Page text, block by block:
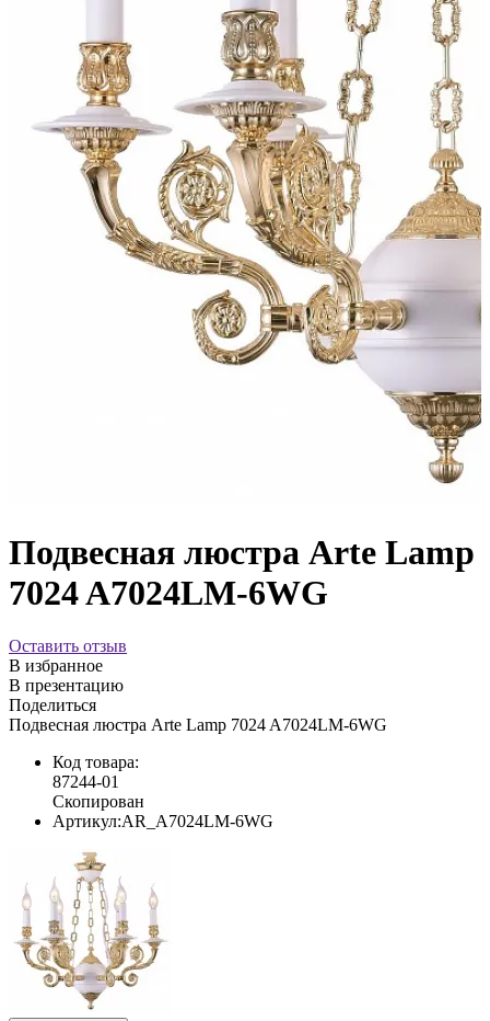
Подвесная люстра Arte Lamp
7024 A7024LM-6WG
Оставить отзыв
В избранное
В презентацию
Поделиться
Подвесная люстра Arte Lamp 7024 A7024LM-6WG
Код товара:
87244-01
Скопирован
Артикул:AR_A7024LM-6WG